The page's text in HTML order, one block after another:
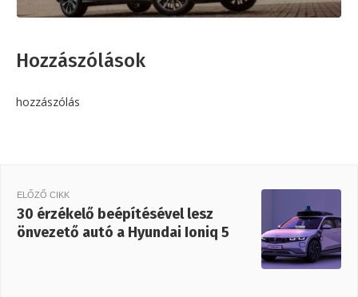
Hozzászólások
hozzászólás
ELŐZŐ CIKK
30 érzékelő beépítésével lesz
önvezető autó a Hyundai Ioniq 5